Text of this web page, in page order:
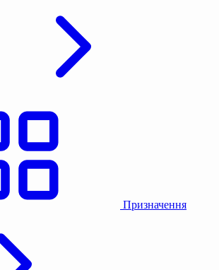
Призначення